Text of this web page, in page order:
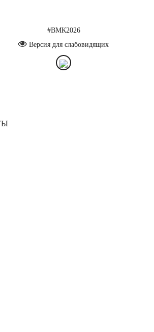
#ВМК2026
Версия для слабовидящих